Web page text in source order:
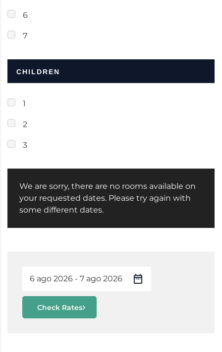
6
7
CHILDREN
1
2
3
We are sorry, there are no rooms available on
your requested dates. Please try again with
some different dates.
Check Rates